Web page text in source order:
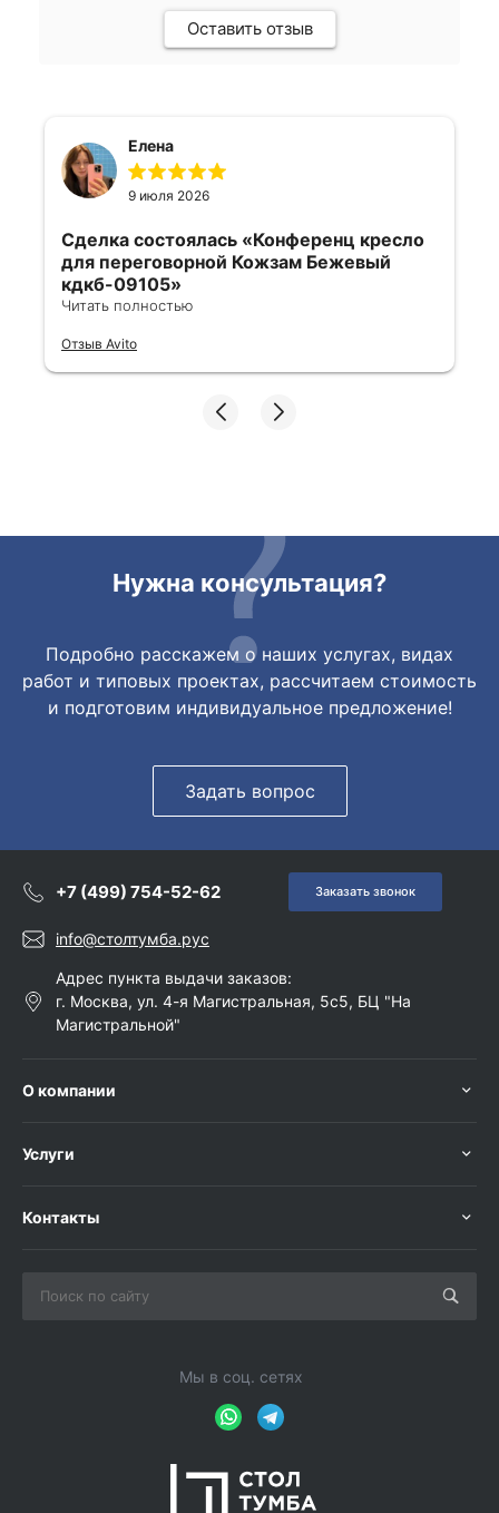
Оставить отзыв
Елена
9 июля 2026
Сделка состоялась «Конференц кресло
для переговорной Кожзам Бежевый
кдкб-09105»
ответы очень быстрые, всегда на связи.
Все подробно сфотографировали перед
складах их переместили на один. Так же
Читать полностью
Отзыв Avito
Нужна консультация?
Подробно расскажем о наших услугах, видах
работ и типовых проектах, рассчитаем стоимость
и подготовим индивидуальное предложение!
Задать вопрос
+7 (499) 754-52-62 Заказать звонок
info@столтумба.рус
Адрес пункта выдачи заказов:
г. Москва, ул. 4-я Магистральная, 5с5, БЦ "На
Магистральной"
О компании
Услуги
Контакты
Мы в соц. сетях